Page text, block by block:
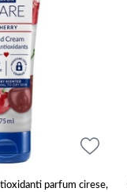
parfum cirese,